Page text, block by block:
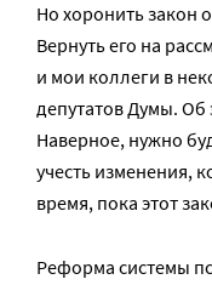
Но хоронить закон
Вернуть его на
и мои коллеги в
депутатов Думы. Об
Наверное, нужно
учесть изменения,
время, пока этот
Реформа системы